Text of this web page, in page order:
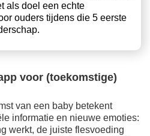
als doel een echte
ouders tijdens die 5 eerste
voor (toekomstige)
van een baby betekent
informatie en nieuwe emoties:
werkt, de juiste flesvoeding